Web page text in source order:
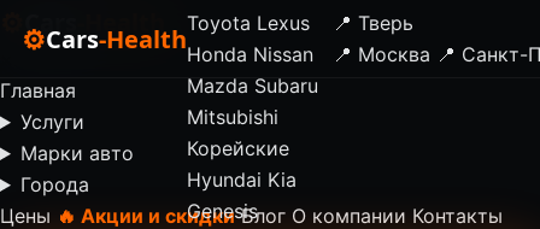
⚙Cars-HealthToyota Lexus
Honda Nissan
Mazda Subaru
Mitsubishi
Корейские
Hyundai Kia
Genesis
📍 Тверь
📍 Москва 📍 Санкт-
Cars -Health
Главная
Услуги
Марки авто
Города
Цены 🔥 Акции и скидки Блог О компании Контакты